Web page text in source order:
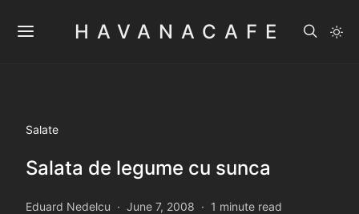
HAVANACAFE
Salate
Salata de legume cu sunca
Eduard Nedelcu June 7, 2008 1 minute read